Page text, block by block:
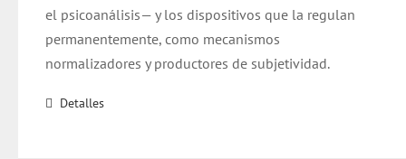
el psicoanálisis— y los dispositivos que la regulan
permanentemente, como mecanismos
normalizadores y productores de subjetividad.
Detalles